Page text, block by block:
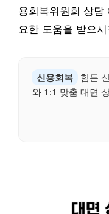
용회복위원회 상담
요한 도움을 받으
신용회복
힘든
와 1:1 맞춤 대면